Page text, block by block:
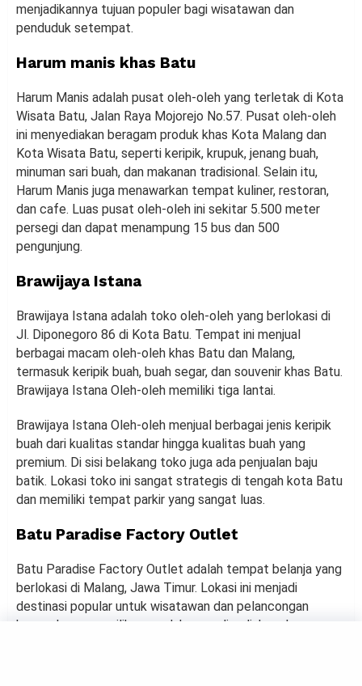
menjadikannya tujuan populer bagi wisatawan dan
penduduk setempat.
Harum manis khas Batu
Harum Manis adalah pusat oleh-oleh yang terletak di Kota
Wisata Batu, Jalan Raya Mojorejo No.57. Pusat oleh-oleh
ini menyediakan beragam produk khas Kota Malang dan
Kota Wisata Batu, seperti keripik, krupuk, jenang buah,
minuman sari buah, dan makanan tradisional. Selain itu,
Harum Manis juga menawarkan tempat kuliner, restoran,
dan cafe. Luas pusat oleh-oleh ini sekitar 5.500 meter
persegi dan dapat menampung 15 bus dan 500
pengunjung.
Brawijaya Istana
Brawijaya Istana adalah toko oleh-oleh yang berlokasi di
Jl. Diponegoro 86 di Kota Batu. Tempat ini menjual
berbagai macam oleh-oleh khas Batu dan Malang,
termasuk keripik buah, buah segar, dan souvenir khas Batu.
Brawijaya Istana Oleh-oleh memiliki tiga lantai.
Brawijaya Istana Oleh-oleh menjual berbagai jenis keripik
buah dari kualitas standar hingga kualitas buah yang
premium. Di sisi belakang toko juga ada penjualan baju
batik. Lokasi toko ini sangat strategis di tengah kota Batu
dan memiliki tempat parkir yang sangat luas.
Batu Paradise Factory Outlet
Batu Paradise Factory Outlet adalah tempat belanja yang
berlokasi di Malang, Jawa Timur. Lokasi ini menjadi
destinasi popular untuk wisatawan dan pelancongan
karena beragam pilihan produk yang disediakan dengan